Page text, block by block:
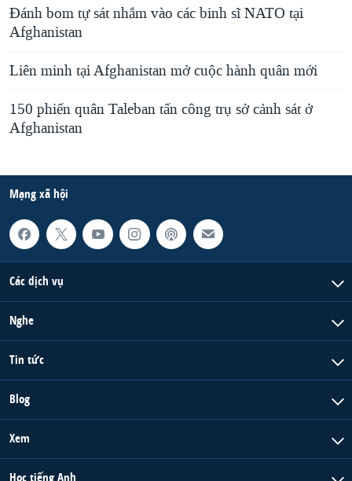
Ðánh bom tự sát nhắm vào các binh sĩ NATO tại
Afghanistan
Liên minh tại Afghanistan mở cuộc hành quân mới
150 phiến quân Taleban tấn công trụ sở cảnh sát ở
Afghanistan
Mạng xã hội
Các dịch vụ
Nghe
Tin tức
Blog
Xem